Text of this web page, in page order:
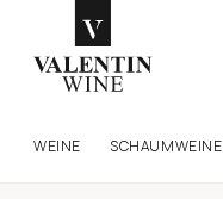
WEINE SCHAUMWEINE